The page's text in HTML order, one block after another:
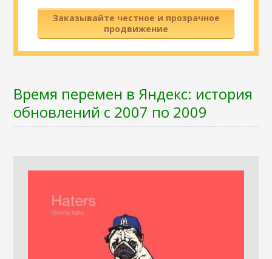
Заказывайте честное и прозрачное
продвижение
Время перемен в Яндекс: история
обновлений с 2007 по 2009